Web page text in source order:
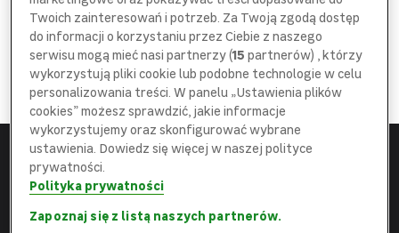
z bezpośrednimprzełożonym
DOŁĄCZ
do najlepszej Ekipy
Menu
Strona główna
leroymerlin.pl
Twoich zainteresowań i potrzeb. Za Twoją zgodą dostęp
do informacji o korzystaniu przez Ciebie z naszego
serwisu mogą mieć nasi partnerzy (15 partnerów) , którzy
wykorzystują pliki cookie lub podobne technologie w celu
personalizowania treści. W panelu „Ustawienia plików
cookies” możesz sprawdzić, jakie informacje
wykorzystujemy oraz skonfigurować wybrane
ustawienia. Dowiedz się więcej w naszej polityce
prywatności.
Polityka prywatności
Zapoznaj się z listą naszych partnerów.